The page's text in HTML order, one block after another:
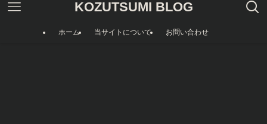
KOZUTSUMI BLOG
ホーム 当サイトについて お問い合わせ